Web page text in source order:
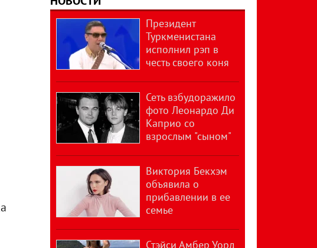
Президент
Туркменистана
исполнил рэп в
честь своего коня
Сеть взбудоражило
фото Леонардо Ди
Каприо со
взрослым "сыном"
Виктория Бекхэм
объявила о
прибавлении в ее
семье
Стэйси Амбер Уорд